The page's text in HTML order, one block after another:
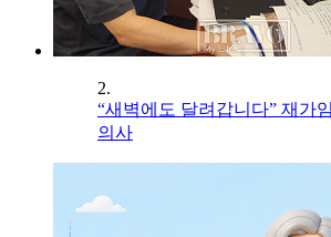
2.
“새벽에도 달려갑니다” 재가
의사